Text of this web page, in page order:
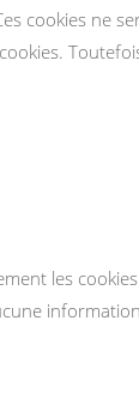
cookies ne
les
information